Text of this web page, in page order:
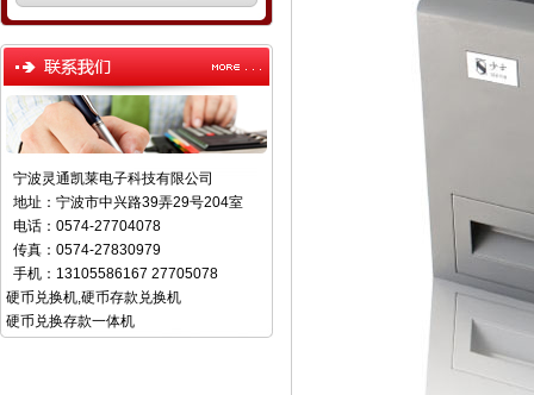
宁波灵通凯莱电子科技有限公司
地址：宁波市中兴路39弄29号204室
电话：0574-27704078
传真：0574-27830979
手机：13105586167 27705078
硬币兑换机,硬币存款兑换机
硬币兑换存款一体机